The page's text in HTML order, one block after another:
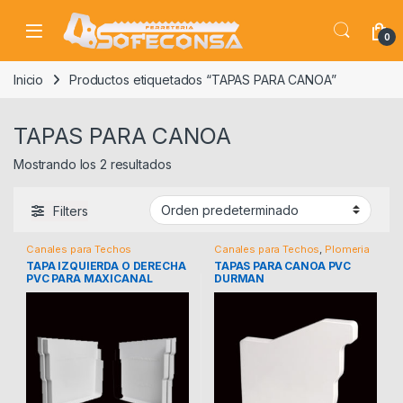
Skip to navigation
Skip to content
0
Inicio Productos etiquetados “TAPAS PARA CANOA”
TAPAS PARA CANOA
Mostrando los 2 resultados
Filters
Canales para Techos
TAPA IZQUIERDA O DERECHA
PVC PARA MAXICANAL
Canales para Techos, Plomeria
TAPAS PARA CANOA PVC
DURMAN